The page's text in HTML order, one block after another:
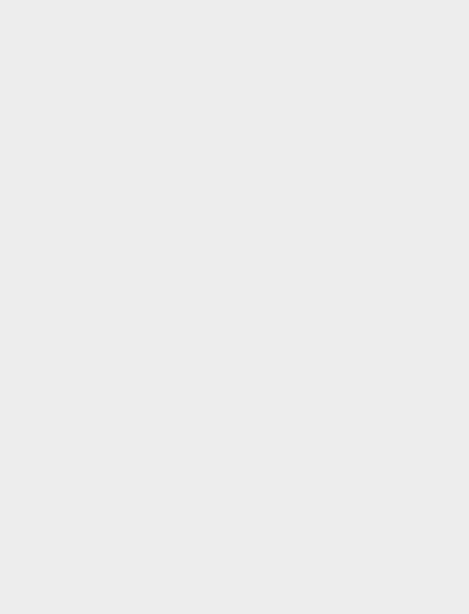
externe Dienste Ihre Arbeitserlaubnis.